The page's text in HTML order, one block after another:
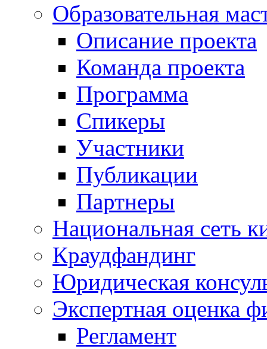
Образовательная
Описание проекта
Команда проекта
Программа
Спикеры
Участники
Публикации
Партнеры
Национальная сеть
Краудфандинг
Юридическая
Экспертная оценка
Регламент